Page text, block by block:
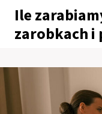
Przejdź
treści
Ile
zarobkach i